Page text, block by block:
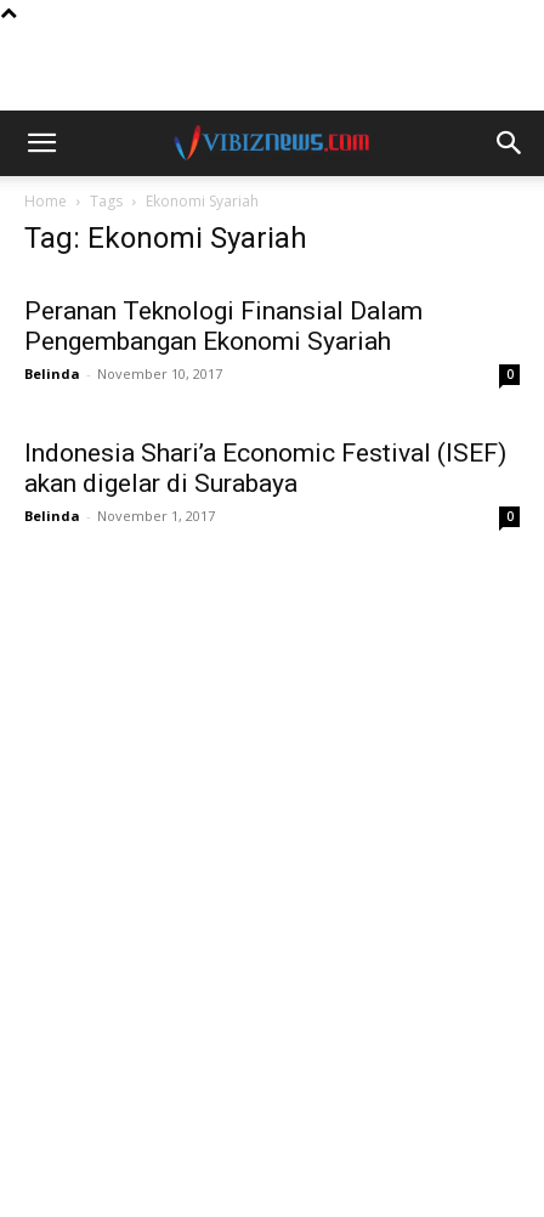
Home Tags Ekonomi Syariah
Tag: Ekonomi Syariah
Peranan Teknologi Finansial Dalam
Pengembangan Ekonomi Syariah
Belinda - November 10, 2017 0
Indonesia Shari’a Economic Festival (ISEF)
akan digelar di Surabaya
Belinda - November 1, 2017 0